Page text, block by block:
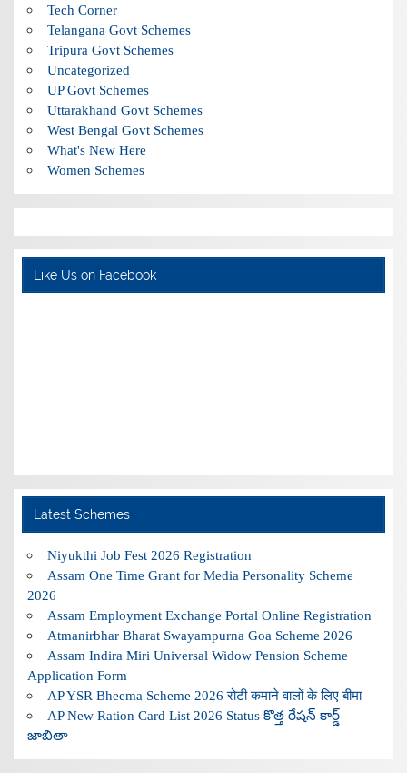
Tech Corner
Telangana Govt Schemes
Tripura Govt Schemes
Uncategorized
UP Govt Schemes
Uttarakhand Govt Schemes
West Bengal Govt Schemes
What's New Here
Women Schemes
Like Us on Facebook
Latest Schemes
Niyukthi Job Fest 2026 Registration
Assam One Time Grant for Media Personality Scheme
2026
Assam Employment Exchange Portal Online Registration
Atmanirbhar Bharat Swayampurna Goa Scheme 2026
Assam Indira Miri Universal Widow Pension Scheme
Application Form
AP YSR Bheema Scheme 2026 रोटी कमाने वालों के लिए बीमा
AP New Ration Card List 2026 Status కొత్త రేషన్ కార్డ్
జాబితా